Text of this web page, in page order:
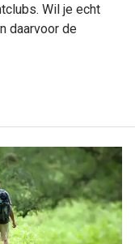
Wil je echt
daarvoor de